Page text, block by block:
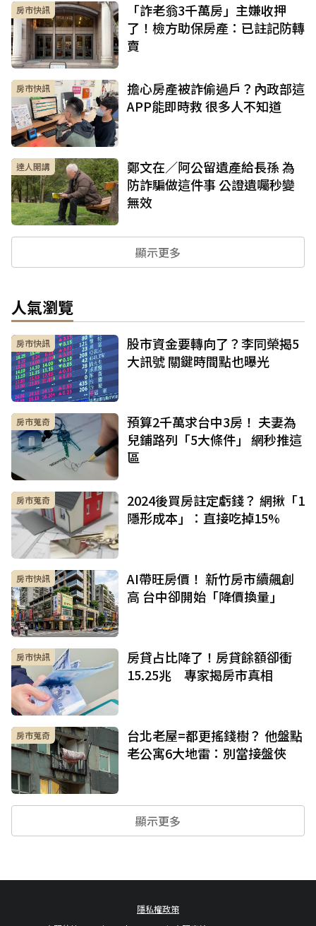
房市快訊
「詐老翁3千萬房」主嫌收押
了！檢方助保房產：已註記防轉
賣
房市快訊
擔心房產被詐偷過戶？內政部這
APP能即時救 很多人不知道
達人開講
鄭文在／阿公留遺產給長孫 為
防詐騙做這件事 公證遺囑秒變
無效
顯示更多
人氣瀏覽
房市快訊
股市資金要轉向了？李同榮揭5
大訊號 關鍵時間點也曝光
房市蒐奇
預算2千萬求台中3房！ 夫妻為
兒鋪路列「5大條件」 網秒推這
區
房市蒐奇
2024後買房註定虧錢？ 網揪「1
隱形成本」：直接吃掉15%
房市快訊
AI帶旺房價！ 新竹房市續飆創
高 台中卻開始「降價換量」
房市快訊
房貸占比降了！房貸餘額卻衝
15.25兆 專家揭房市真相
房市蒐奇
台北老屋=都更搖錢樹？ 他盤點
老公寓6大地雷：別當接盤俠
顯示更多
隱私權政策